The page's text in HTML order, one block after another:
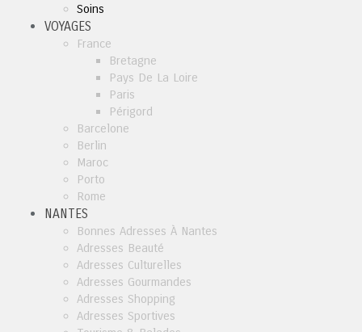
Soins
VOYAGES
France
Bretagne
Pays De La Loire
Paris
Périgord
Barcelone
Berlin
Maroc
Porto
Rome
NANTES
Bonnes Adresses À Nantes
Adresses Beauté
Adresses Culturelles
Adresses Gourmandes
Adresses Shopping
Adresses Sportives